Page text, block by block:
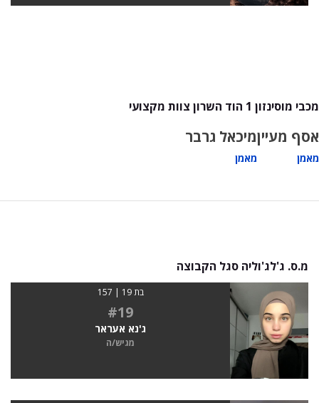
מכבי מוסינזון 1 הוד השרון צוות מקצועי
אסף מעיין
מאמן
מיכאל גרבר
מאמן
מ.ס. ג'לג'וליה סגל הקבוצה
בת 19 | 157
#19
ג'נא אעראר
מגיש/ה